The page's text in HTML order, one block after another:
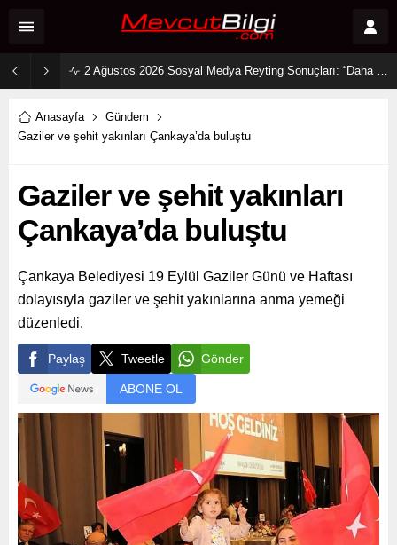
2 Ağustos 2026 Sosyal Medya Reyting Sonuçları: “Daha 17” Ekranlara Ambargo Koydu!
Anasayfa
Gündem
Gaziler ve şehit yakınları Çankaya’da buluştu
Gaziler ve şehit yakınları
Çankaya’da buluştu
Çankaya Belediyesi 19 Eylül Gaziler Günü ve Haftası
dolayısıyla gaziler ve şehit yakınlarına anma yemeği
düzenledi.
Paylaş Tweetle Gönder
ABONE OL